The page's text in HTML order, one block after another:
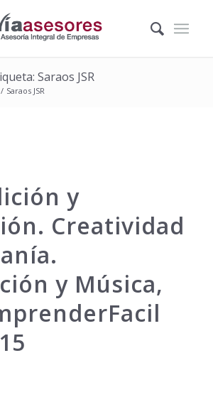
Saraos JSR
/ Saraos JSR
y
Creatividad
y Música,